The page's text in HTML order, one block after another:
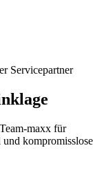
Servicepartner
maxx für
und kompromisslose